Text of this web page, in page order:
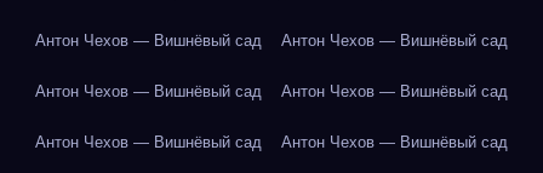
Антон Чехов — Вишнёвый сад Антон Чехов — Вишнёвый сад
Антон Чехов — Вишнёвый сад Антон Чехов — Вишнёвый сад
Антон Чехов — Вишнёвый сад Антон Чехов — Вишнёвый сад